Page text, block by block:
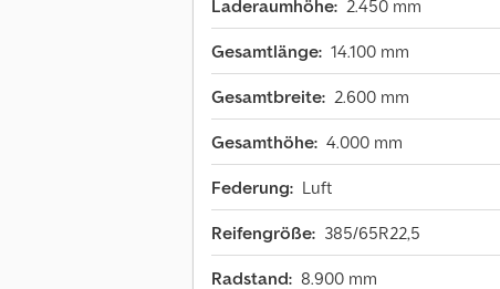
Laderaumhöhe: 2.450 mm
Gesamtlänge: 14.100 mm
Gesamtbreite: 2.600 mm
Gesamthöhe: 4.000 mm
Federung: Luft
Reifengröße: 385/65R22,5
Radstand: 8.900 mm